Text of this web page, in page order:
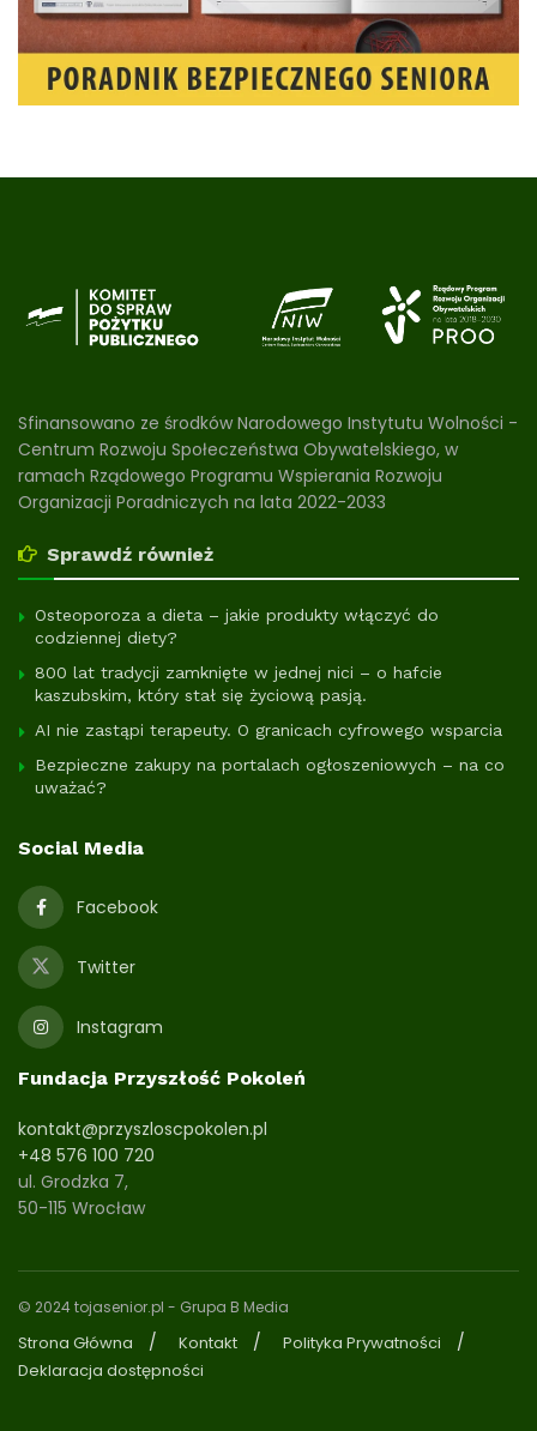
Sfinansowano ze środków Narodowego Instytutu Wolności -
Centrum Rozwoju Społeczeństwa Obywatelskiego, w
ramach Rządowego Programu Wspierania Rozwoju
Organizacji Poradniczych na lata 2022-2033
Sprawdź również
Osteoporoza a dieta – jakie produkty włączyć do
codziennej diety?
800 lat tradycji zamknięte w jednej nici – o hafcie
kaszubskim, który stał się życiową pasją.
AI nie zastąpi terapeuty. O granicach cyfrowego wsparcia
Bezpieczne zakupy na portalach ogłoszeniowych – na co
uważać?
Social Media
Facebook
Twitter
Instagram
Fundacja Przyszłość Pokoleń
kontakt@przyszloscpokolen.pl
+48 576 100 720
ul. Grodzka 7,
50-115 Wrocław
© 2024 tojasenior.pl - Grupa B Media
Strona Główna Kontakt
Polityka Prywatności
Deklaracja dostępności